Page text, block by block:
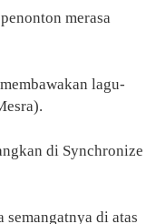
merasa
lagu-
di Synchronize
di atas